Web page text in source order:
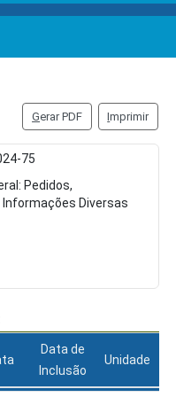
Gerar PDF Imprimir
75
Pedidos,
Diversas
Data de
Inclusão
Unidade